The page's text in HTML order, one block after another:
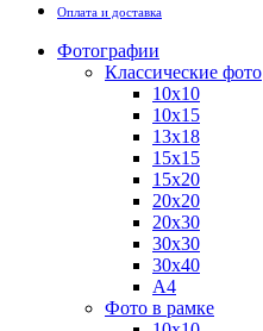
Оплата и доставка
Фотографии
Классические фото
10х10
10х15
13х18
15х15
15х20
20х20
20х30
30х30
30х40
А4
Фото в рамке